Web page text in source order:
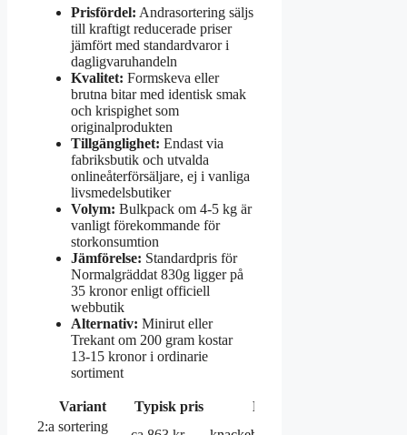
Prisfördel: Andrasortering säljs
till kraftigt reducerade priser
jämfört med standardvaror i
dagligvaruhandeln
Kvalitet: Formskeva eller
brutna bitar med identisk smak
och krispighet som
originalprodukten
Tillgänglighet: Endast via
fabriksbutik och utvalda
onlineåterförsäljare, ej i vanliga
livsmedelsbutiker
Volym: Bulkpack om 4-5 kg är
vanligt förekommande för
storkonsumtion
Jämförelse: Standardpris för
Normalgräddat 830g ligger på
35 kronor enligt officiell
webbutik
Alternativ: Minirut eller
Trekant om 200 gram kostar
13-15 kronor i ordinarie
sortiment
Variant Typisk pris Källa
2:a sortering